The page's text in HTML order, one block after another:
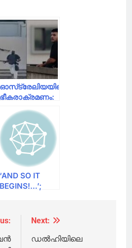
ഓസ്‌ട്രേലിയയിലെ
ഭീകരാക്രമണം:
മരണം 16 ആയി,
40 പേർക്ക്
പരുക്ക്
‘AND SO IT
BEGINS!…’;
വിജയ
മറുപടിയുമായി
Next:
ഡൽഹിയിലെ